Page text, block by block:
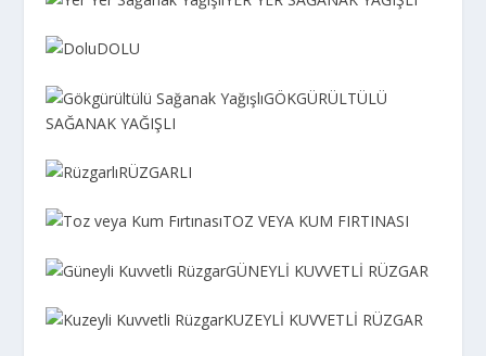
DOLU
GÖKGÜRÜLTÜLÜ
SAĞANAK YAĞIŞLI
RÜZGARLI
TOZ VEYA KUM FIRTINASI
GÜNEYLİ KUVVETLİ RÜZGAR
KUZEYLİ KUVVETLİ RÜZGAR